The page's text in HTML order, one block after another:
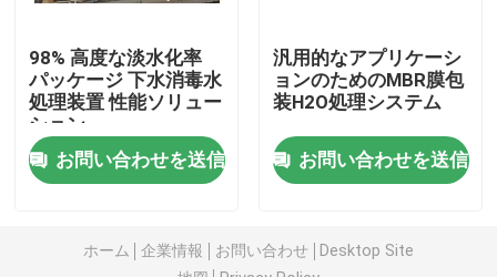
ニュース
場合
逆浸透の浄水装置
98% 高度な淡水化率
パッケージ 下水消毒水
処理装置 性能ソリュー
ション
お問い合わせを送信
汎用的なアプリケーシ
ョンのためのMBR膜包
装H2O処理システム
お問い合わせを送信
ホーム 企業情報 お問い合わせ
Desktop Site